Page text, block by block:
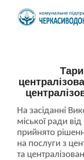
На засіданні
міської ради
прийнято
на послуги з
та